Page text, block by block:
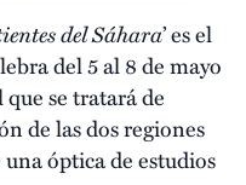
del Sáhara’ es el
del 5 al 8 de mayo
se tratará de
de las dos regiones
una óptica de estudios